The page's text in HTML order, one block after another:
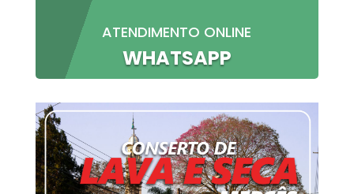
ATENDIMENTO ONLINE
WHATSAPP